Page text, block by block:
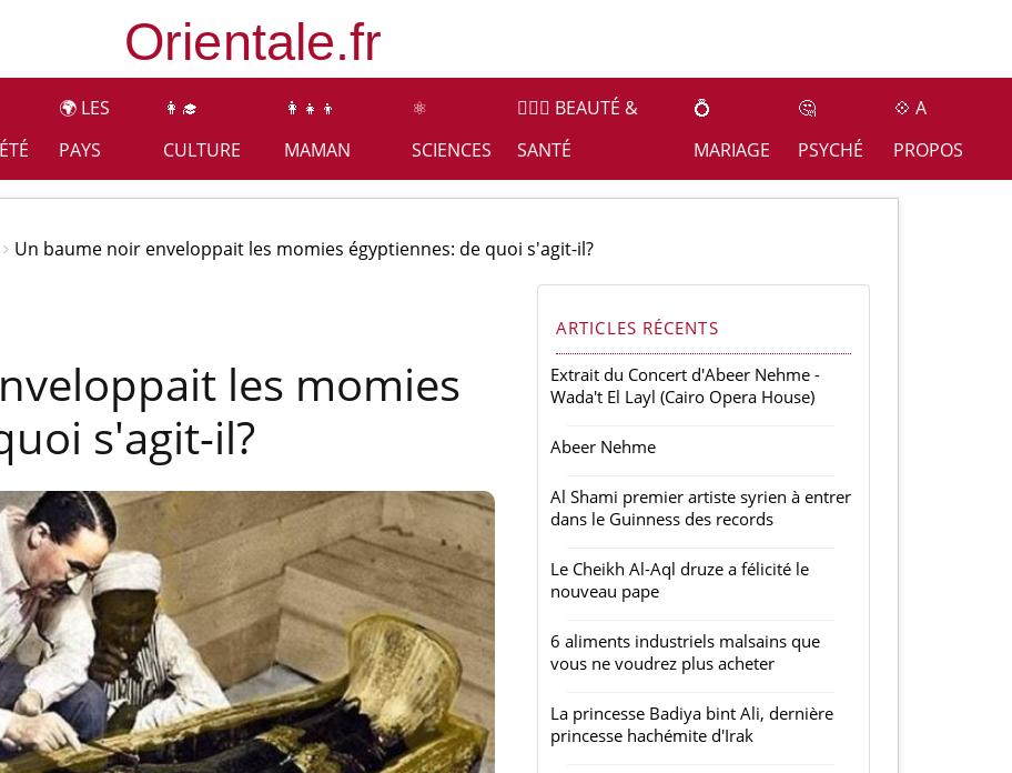
🌍 LES
PAYS
👩‍🎓
CULTURE
👩‍👧‍👦
MAMAN
⚛️
SCIENCES
👩🏻‍⚕️ BEAUTÉ &
SANTÉ
💍
MARIAGE
🤔
PSYCHÉ
💠 A
PROPOS
Un baume noir enveloppait les momies égyptiennes: de quoi s'agit-il?
les momies
s'agit-il?
ARTICLES RÉCENTS
Extrait du Concert d'Abeer Nehme -
Wada't El Layl (Cairo Opera House)
Abeer Nehme
Al Shami premier artiste syrien à entrer
dans le Guinness des records
Le Cheikh Al-Aql druze a félicité le
nouveau pape
6 aliments industriels malsains que
vous ne voudrez plus acheter
La princesse Badiya bint Ali, dernière
princesse hachémite d'Irak